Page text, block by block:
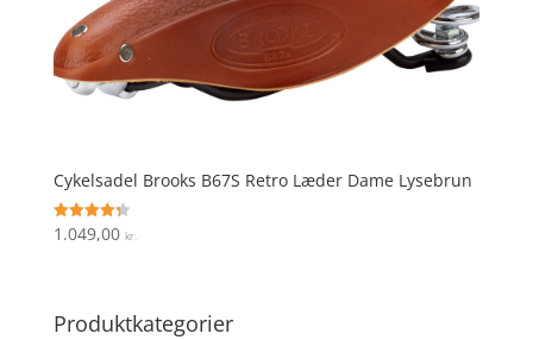
Cykelsadel Brooks B67S Retro Læder Dame Lysebrun
Vurderet
4.3
1.049,00 kr.
Produktkategorier